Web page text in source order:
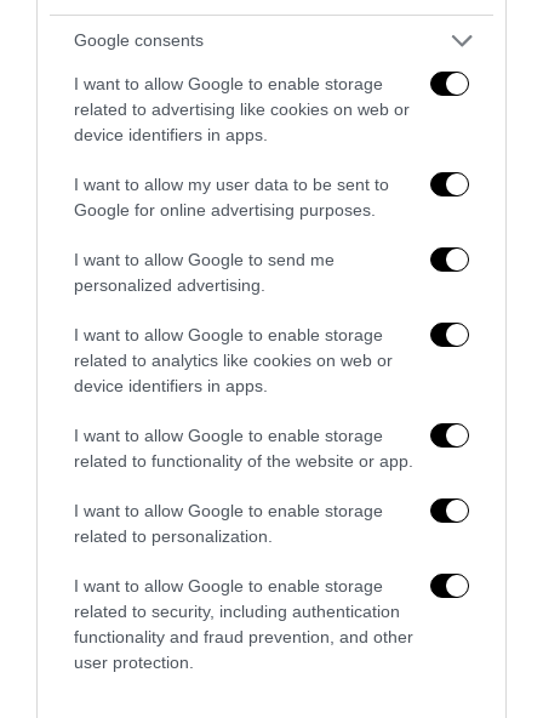
Google consents
I want to allow Google to enable storage
related to advertising like cookies on web or
device identifiers in apps.
I want to allow my user data to be sent to
Google for online advertising purposes.
I want to allow Google to send me
personalized advertising.
I want to allow Google to enable storage
related to analytics like cookies on web or
device identifiers in apps.
I want to allow Google to enable storage
related to functionality of the website or app.
I want to allow Google to enable storage
related to personalization.
I want to allow Google to enable storage
related to security, including authentication
functionality and fraud prevention, and other
user protection.
L’immigrazione è l’ultimo rifugio degli incapaci: contro
27 Luglio 2026
Il grande inganno dell’immigrazione: l’Italia ha bisogno
di più idee, non di più braccia